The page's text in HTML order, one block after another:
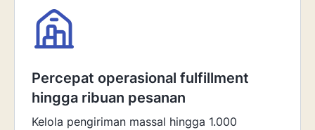
Percepat operasional fulfillment
hingga ribuan pesanan
Kelola pengiriman massal hingga 1.000